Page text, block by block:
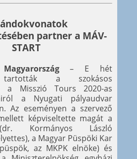
partner a MÁV-
START
– E hét
tartották a szokásos
a Misszió Tours 2020-as
a Nyugati pályaudvar
Az eseményen a szervező
képviseltette magát a
(dr. Kormányos László
a Magyar Püspöki Kar
az MKPK elnöke) és